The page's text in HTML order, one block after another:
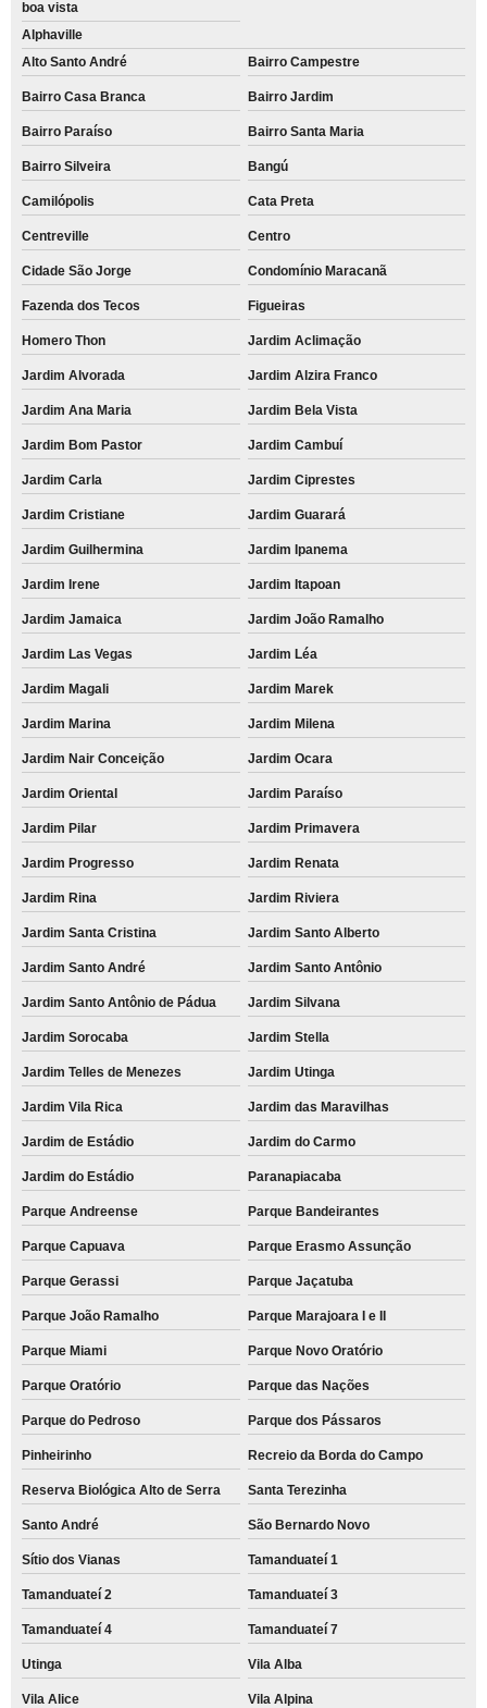
boa vista
Alphaville
Alto Santo André
Bairro Campestre
Bairro Casa Branca Bairro Jardim
Bairro Paraíso Bairro Santa Maria
Bairro Silveira Bangú
Camilópolis Cata Preta
Centreville Centro
Cidade São Jorge Condomínio Maracanã
Fazenda dos Tecos Figueiras
Homero Thon Jardim Aclimação
Jardim Alvorada Jardim Alzira Franco
Jardim Ana Maria Jardim Bela Vista
Jardim Bom Pastor Jardim Cambuí
Jardim Carla Jardim Ciprestes
Jardim Cristiane Jardim Guarará
Jardim Guilhermina Jardim Ipanema
Jardim Irene Jardim Itapoan
Jardim Jamaica Jardim João Ramalho
Jardim Las Vegas Jardim Léa
Jardim Magali Jardim Marek
Jardim Marina Jardim Milena
Jardim Nair Conceição Jardim Ocara
Jardim Oriental Jardim Paraíso
Jardim Pilar Jardim Primavera
Jardim Progresso Jardim Renata
Jardim Rina Jardim Riviera
Jardim Santa Cristina Jardim Santo Alberto
Jardim Santo André Jardim Santo Antônio
Jardim Santo Antônio de Pádua Jardim Silvana
Jardim Sorocaba Jardim Stella
Jardim Telles de Menezes Jardim Utinga
Jardim Vila Rica Jardim das Maravilhas
Jardim de Estádio Jardim do Carmo
Jardim do Estádio Paranapiacaba
Parque Andreense Parque Bandeirantes
Parque Capuava Parque Erasmo Assunção
Parque Gerassi Parque Jaçatuba
Parque João Ramalho Parque Marajoara I e II
Parque Miami Parque Novo Oratório
Parque Oratório Parque das Nações
Parque do Pedroso Parque dos Pássaros
Pinheirinho Recreio da Borda do Campo
Reserva Biológica Alto de Serra Santa Terezinha
Santo André São Bernardo Novo
Sítio dos Vianas Tamanduateí 1
Tamanduateí 2 Tamanduateí 3
Tamanduateí 4 Tamanduateí 7
Utinga Vila Alba
Vila Alice Vila Alpina